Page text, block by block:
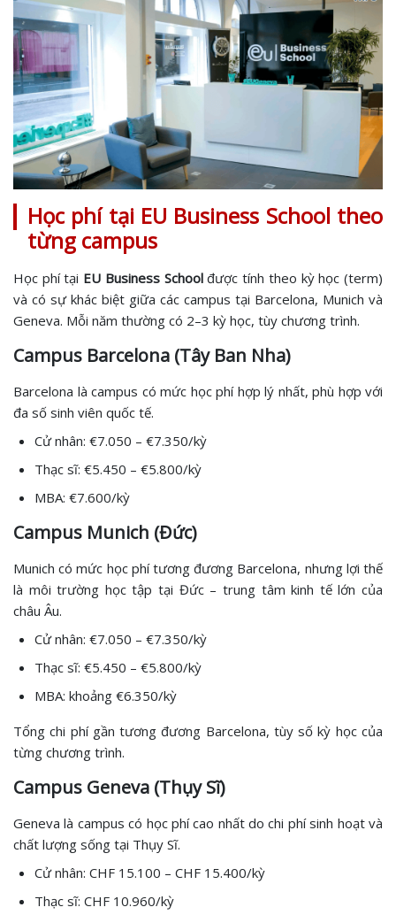
Học phí tại EU Business School theo
từng campus
Học phí tại EU Business Schoolđược tính theo kỳ học (term)
và có sự khác biệt giữa các campus tại Barcelona, Munich và
Geneva. Mỗi năm thường có 2–3 kỳ học, tùy chương trình.
Campus Barcelona (Tây Ban Nha)
Barcelona là campus có mức học phí hợp lý nhất, phù hợp với
đa số sinh viên quốc tế.
Cử nhân: €7.050 – €7.350/kỳ
Thạc sĩ: €5.450 – €5.800/kỳ
MBA: €7.600/kỳ
Campus Munich (Đức)
Munich có mức học phí tương đương Barcelona, nhưng lợi thế
là môi trường học tập tại Đức – trung tâm kinh tế lớn của
châu Âu.
Cử nhân: €7.050 – €7.350/kỳ
Thạc sĩ: €5.450 – €5.800/kỳ
MBA: khoảng €6.350/kỳ
Tổng chi phí gần tương đương Barcelona, tùy số kỳ học của
từng chương trình.
Campus Geneva (Thụy Sĩ)
Geneva là campus có học phí cao nhất do chi phí sinh hoạt và
chất lượng sống tại Thụy Sĩ.
Cử nhân: CHF 15.100 – CHF 15.400/kỳ
Thạc sĩ: CHF 10.960/kỳ